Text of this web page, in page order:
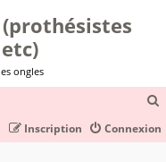
ongles
c
Connexion
Inscription